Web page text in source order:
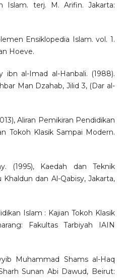
Islam. terj. M. Arifin. Jakarta:
Ensiklopedia Islam. vol. 1.
Hoeve.
ibn al-Imad al-Hanbali. (1988).
Man Dzahab, Jilid 3, (Dar al-
Aliran Pemikiran Pendidikan
Tokoh Klasik Sampai Modern.
(1995), Kaedah dan Teknik
dan Al-Qabisy, Jakarta,
Islam : Kajian Tokoh Klasik
Fakultas Tarbiyah IAIN
Muhammad Shams al-Haq
Sunan Abi Dawud, Beirut: